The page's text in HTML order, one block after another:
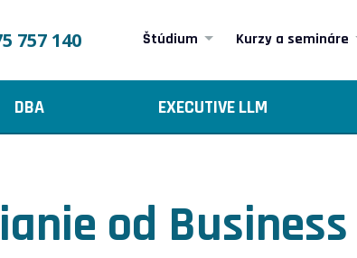
757 140 Štúdium Kurzy a semináre
DBA EXECUTIVE LLM
od